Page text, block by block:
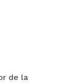
de la